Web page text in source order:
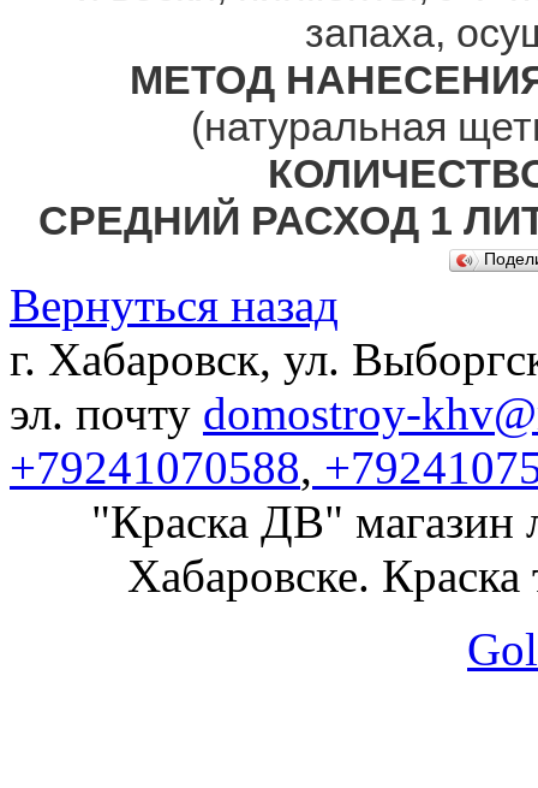
запаха,
МЕТОД
(натуральная
СРЕДНИЙ РАСХОД 1
Вернуться назад
г. Хабаровск, ул.
эл. почту domostroy-
+79241070588,
"Краска ДВ" магазин
Хабаровске. Краска